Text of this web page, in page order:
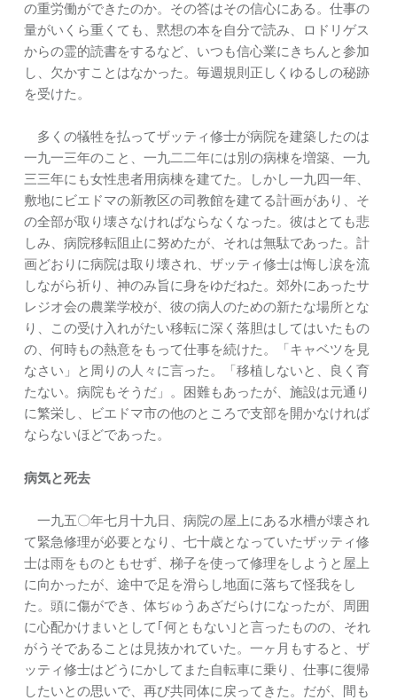
の重労働ができたのか。その答はその信心にある。仕事の
量がいくら重くても、黙想の本を自分で読み、ロドリゲス
からの霊的読書をするなど、いつも信心業にきちんと参加
し、欠かすことはなかった。毎週規則正しくゆるしの秘跡
を受けた。
多くの犠牲を払ってザッティ修士が病院を建築したのは
一九一三年のこと、一九二二年には別の病棟を増築、一九
三三年にも女性患者用病棟を建てた。しかし一九四一年、
敷地にビエドマの新教区の司教館を建てる計画があり、そ
の全部が取り壊さなければならなくなった。彼はとても悲
しみ、病院移転阻止に努めたが、それは無駄であった。計
画どおりに病院は取り壊され、ザッティ修士は悔し涙を流
しながら祈り、神のみ旨に身をゆだねた。郊外にあったサ
レジオ会の農業学校が、彼の病人のための新たな場所とな
り、この受け入れがたい移転に深く落胆はしてはいたもの
の、何時もの熱意をもって仕事を続けた。「キャベツを見
なさい」と周りの人々に言った。「移植しないと、良く育
たない。病院もそうだ」。困難もあったが、施設は元通り
に繁栄し、ビエドマ市の他のところで支部を開かなければ
ならないほどであった。
病気と死去
一九五〇年七月十九日、病院の屋上にある水槽が壊され
て緊急修理が必要となり、七十歳となっていたザッティ修
士は雨をものともせず、梯子を使って修理をしようと屋上
に向かったが、途中で足を滑らし地面に落ちて怪我をし
た。頭に傷ができ、体ぢゅうあざだらけになったが、周囲
に心配かけまいとして｢何ともない｣と言ったものの、それ
がうそであることは見抜かれていた。一ヶ月もすると、ザ
ッティ修士はどうにかしてまた自転車に乗り、仕事に復帰
したいとの思いで、再び共同体に戻ってきた。だが、間も